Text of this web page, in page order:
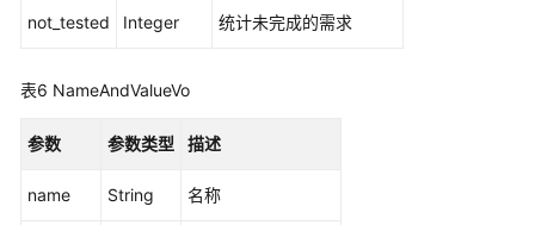
管
not_tested Integer 统计未完成的需求
表6 NameAndValueVo
参数 参数类型 描述
name String 名称